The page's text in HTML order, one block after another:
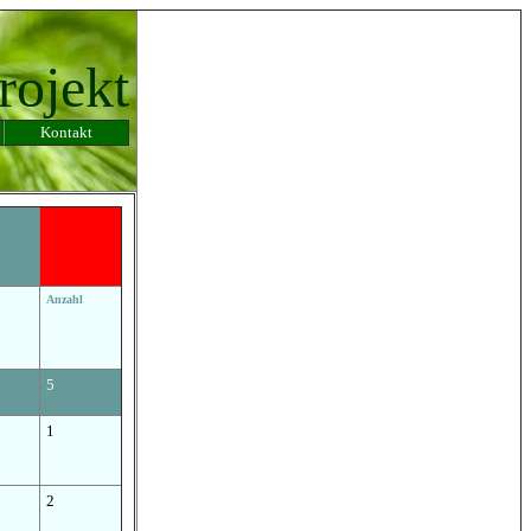
Kontakt
Anzahl
5
1
2